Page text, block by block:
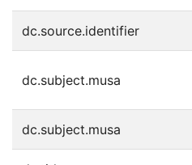
dc.source.identifier
dc.subject.musa
dc.subject.musa